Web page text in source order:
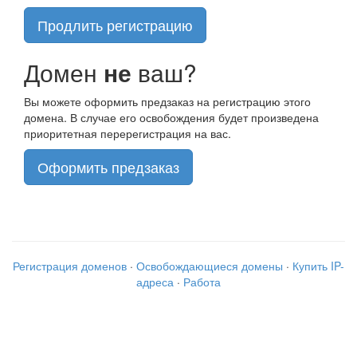
Продлить регистрацию
Домен не ваш?
Вы можете оформить предзаказ на регистрацию этого
домена. В случае его освобождения будет произведена
приоритетная перерегистрация на вас.
Оформить предзаказ
Регистрация доменов · Освобождающиеся домены · Купить IP-
адреса · Работа